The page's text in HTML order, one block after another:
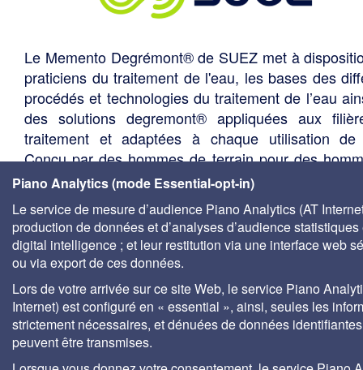
Le Memento Degrémont® de SUEZ met à
praticiens du traitement de l'eau, les bases des
procédés et technologies du traitement de l’eau
des solutions degremont® appliquées aux
traitement et adaptées à chaque utilisation de
Conçu par des hommes de terrain pour des
terrain, cet outil précieux est
responsables de site, responsables
responsables qualité, responsables maintenance,
les acteurs du développement durable, aux
l'eau, aux centres de documentation
bureaux d'études, services techniques des élus,
de gestion des eaux, etc.
Piano Analytics (mode Essential-opt-in)
Le service de mesure d’audience Piano Analytics (AT
production de données et d’analyses d’audience statistiques
digital intelligence ; et leur restitution via une interface web
ou via export de ces données.
Lors de votre arrivée sur ce site Web, le service Piano
Internet) est configuré en « essential », ainsi, seules les
strictement nécessaires, et dénuées de données
peuvent être transmises.